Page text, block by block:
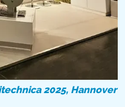
2025, Hannover